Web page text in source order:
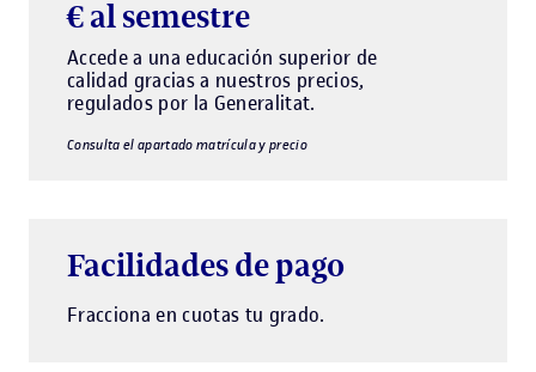
€ al semestre
Accede a una educación superior de
calidad gracias a nuestros precios,
regulados por la Generalitat.
Consulta el apartado matrícula y precio
Facilidades de pago
Fracciona en cuotas tu grado.